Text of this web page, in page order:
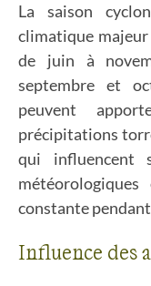
La saison
climatique
de juin à
septembre et
peuvent
précipitations
qui influencent
constante
Influence des